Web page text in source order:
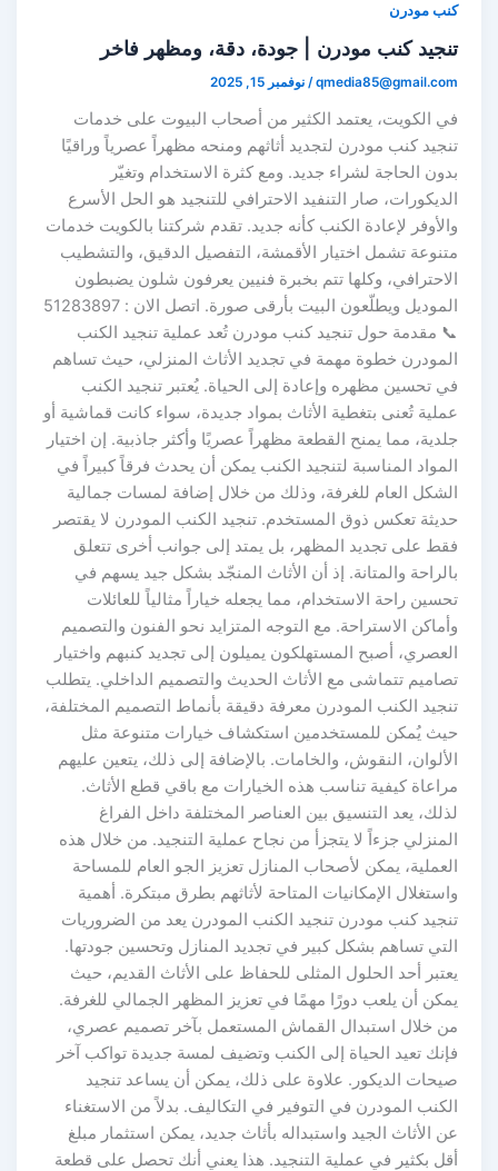
كنب مودرن
تنجيد كنب مودرن | جودة، دقة، ومظهر فاخر
qmedia85@gmail.com
/نوفمبر 15, 2025
في الكويت، يعتمد الكثير من أصحاب البيوت على خدمات
تنجيد كنب مودرن لتجديد أثاثهم ومنحه مظهراً عصرياً وراقيًا
بدون الحاجة لشراء جديد. ومع كثرة الاستخدام وتغيّر
الديكورات، صار التنفيد الاحترافي للتنجيد هو الحل الأسرع
والأوفر لإعادة الكنب كأنه جديد. تقدم شركتنا بالكويت خدمات
متنوعة تشمل اختيار الأقمشة، التفصيل الدقيق، والتشطيب
الاحترافي، وكلها تتم بخبرة فنيين يعرفون شلون يضبطون
الموديل ويطلّعون البيت بأرقى صورة. اتصل الان : 51283897
📞 مقدمة حول تنجيد كنب مودرن تُعد عملية تنجيد الكنب
المودرن خطوة مهمة في تجديد الأثاث المنزلي، حيث تساهم
في تحسين مظهره وإعادة إلى الحياة. يُعتبر تنجيد الكنب
عملية تُعنى بتغطية الأثاث بمواد جديدة، سواء كانت قماشية أو
جلدية، مما يمنح القطعة مظهراً عصريًا وأكثر جاذبية. إن اختيار
المواد المناسبة لتنجيد الكنب يمكن أن يحدث فرقاً كبيراً في
الشكل العام للغرفة، وذلك من خلال إضافة لمسات جمالية
حديثة تعكس ذوق المستخدم. تنجيد الكنب المودرن لا يقتصر
فقط على تجديد المظهر، بل يمتد إلى جوانب أخرى تتعلق
بالراحة والمتانة. إذ أن الأثاث المنجّد بشكل جيد يسهم في
تحسين راحة الاستخدام، مما يجعله خياراً مثالياً للعائلات
وأماكن الاستراحة. مع التوجه المتزايد نحو الفنون والتصميم
العصري، أصبح المستهلكون يميلون إلى تجديد كنبهم واختيار
تصاميم تتماشى مع الأثاث الحديث والتصميم الداخلي. يتطلب
تنجيد الكنب المودرن معرفة دقيقة بأنماط التصميم المختلفة،
حيث يُمكن للمستخدمين استكشاف خيارات متنوعة مثل
الألوان، النقوش، والخامات. بالإضافة إلى ذلك، يتعين عليهم
مراعاة كيفية تناسب هذه الخيارات مع باقي قطع الأثاث.
لذلك، يعد التنسيق بين العناصر المختلفة داخل الفراغ
المنزلي جزءاً لا يتجزأ من نجاح عملية التنجيد. من خلال هذه
العملية، يمكن لأصحاب المنازل تعزيز الجو العام للمساحة
واستغلال الإمكانيات المتاحة لأثاثهم بطرق مبتكرة. أهمية
تنجيد كنب مودرن تنجيد الكنب المودرن يعد من الضروريات
التي تساهم بشكل كبير في تجديد المنازل وتحسين جودتها.
يعتبر أحد الحلول المثلى للحفاظ على الأثاث القديم، حيث
يمكن أن يلعب دورًا مهمًا في تعزيز المظهر الجمالي للغرفة.
من خلال استبدال القماش المستعمل بآخر تصميم عصري،
فإنك تعيد الحياة إلى الكنب وتضيف لمسة جديدة تواكب آخر
صيحات الديكور. علاوة على ذلك، يمكن أن يساعد تنجيد
الكنب المودرن في التوفير في التكاليف. بدلاً من الاستغناء
عن الأثاث الجيد واستبداله بأثاث جديد، يمكن استثمار مبلغ
أقل بكثير في عملية التنجيد. هذا يعني أنك تحصل على قطعة